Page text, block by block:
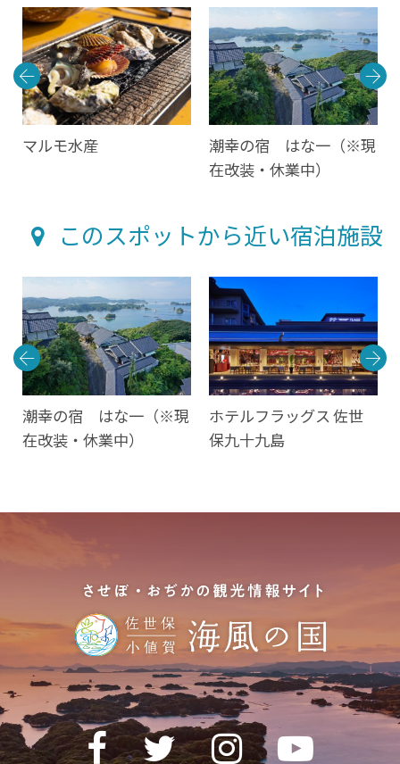
マルモ水産
潮幸の宿 はな一（※現
在改装・休業中）
このスポットから近い宿泊施設
潮幸の宿 はな一（※現
在改装・休業中）
ホテルフラッグス 佐世
保九十九島